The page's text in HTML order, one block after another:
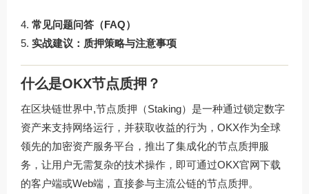
常见问题问答（FAQ）
实战建议：质押策略与注意事项
什么是OKX节点质押？
在区块链世界中,节点质押（Staking）是一种通过锁定数字
资产来支持网络运行，并获取收益的行为，OKX作为全球
领先的加密资产服务平台，推出了集成化的节点质押服
务，让用户无需复杂的技术操作，即可通过OKX官网下载
的客户端或Web端，直接参与主流公链的节点质押。